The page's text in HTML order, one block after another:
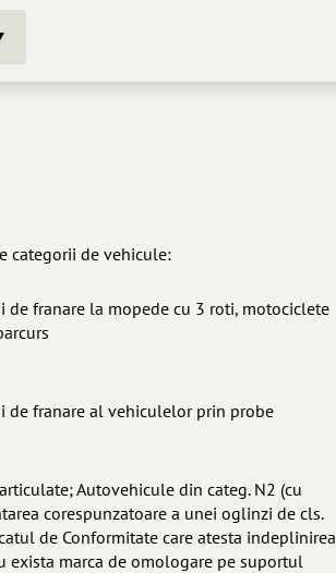
categorii de vehicule:
franare la mopede cu 3 roti, motociclete
de franare al vehiculelor prin probe
Autovehicule din categ. N2 (cu
corespunzatoare a unei oglinzi de cls.
de Conformitate care atesta indeplinirea
exista marca de omologare pe suportul